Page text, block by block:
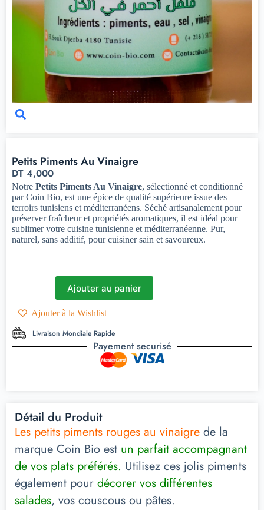
Petits Piments Au Vinaigre
DT 4,000
Notre Petits Piments Au Vinaigre, sélectionné et conditionné
par Coin Bio, est une épice de qualité supérieure issue des
terroirs tunisiens et méditerranéens. Séché artisanalement pour
préserver fraîcheur et propriétés aromatiques, il est idéal pour
sublimer votre cuisine tunisienne et méditerranéenne. Pur,
naturel, sans additif, pour cuisiner sain et savoureux.
Ajouter au panier
Ajouter à la Wishlist
Livraison Mondiale Rapide
Payement securisé
Détail du Produit
Les petits piments rouges au vinaigre de la
marque Coin Bio est un parfait accompagnant
de vos plats préférés. Utilisez ces jolis piments
également pour décorer vos différentes
salades, vos couscous ou pâtes.